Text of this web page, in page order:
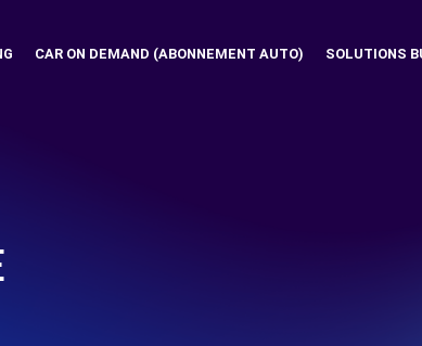
CAR ON DEMAND (ABONNEMENT AUTO) SOLUTIONS